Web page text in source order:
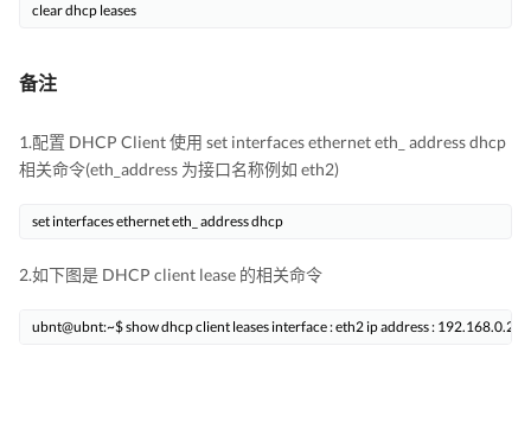
clear dhcp leases
备注
1.配置 DHCP Client 使用 set interfaces ethernet eth_ address dhcp
相关命令(eth_address 为接口名称例如 eth2)
set interfaces ethernet eth_ address dhcp
2.如下图是 DHCP client lease 的相关命令
ubnt@ubnt:~$ show dhcp client leases interface : eth2 ip address :